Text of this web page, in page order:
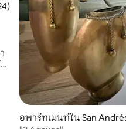
ลี่ย 4.9 จาก 5, 124 รีวิว
อพาร์ทเมนท์ใน San